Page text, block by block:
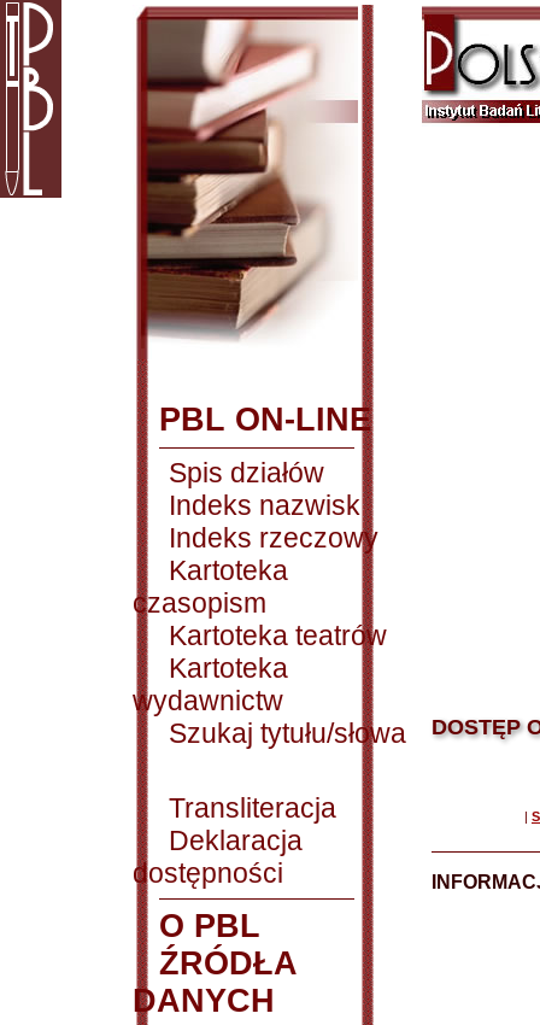
PBL ON-LINE
Spis działów
Indeks nazwisk
Indeks rzeczowy
Kartoteka
czasopism
Kartoteka teatrów
Kartoteka
wydawnictw
Szukaj tytułu/słowa
Transliteracja
Deklaracja
dostępności
O PBL
ŹRÓDŁA
DANYCH
DOSTĘP
|